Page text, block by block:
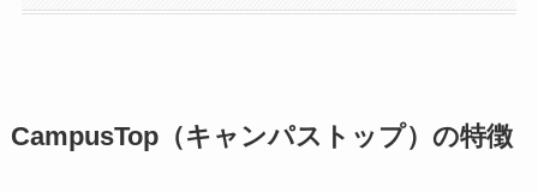
CampusTop（キャンパストップ）の特徴